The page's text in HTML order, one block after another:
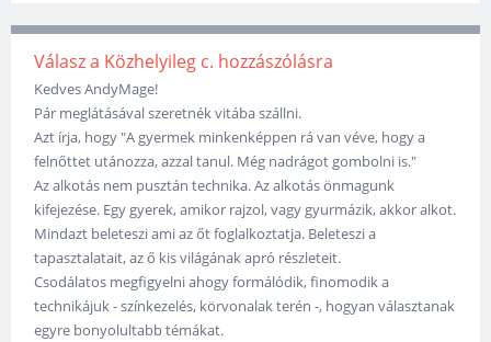
Válasz a Közhelyileg c. hozzászólásra
Kedves AndyMage!
Pár meglátásával szeretnék vitába szállni.
Azt írja, hogy "A gyermek minkenképpen rá van véve, hogy a
felnőttet utánozza, azzal tanul. Még nadrágot gombolni is."
Az alkotás nem pusztán technika. Az alkotás önmagunk
kifejezése. Egy gyerek, amikor rajzol, vagy gyurmázik, akkor alkot.
Mindazt beleteszi ami az őt foglalkoztatja. Beleteszi a
tapasztalatait, az ő kis világának apró részleteit.
Csodálatos megfigyelni ahogy formálódik, finomodik a
technikájuk - színkezelés, körvonalak terén -, hogyan választanak
egyre bonyolultabb témákat.